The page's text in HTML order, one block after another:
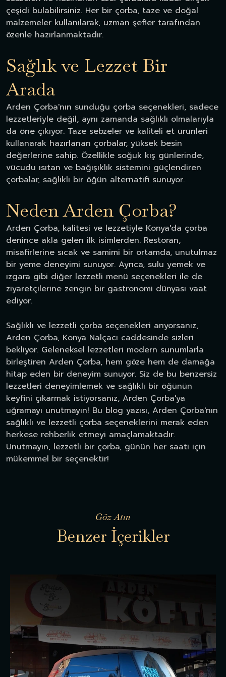
çeşidi bulabilirsiniz. Her bir çorba, taze ve doğal
malzemeler kullanılarak, uzman şefler tarafından
özenle hazırlanmaktadır.
Sağlık ve Lezzet Bir
Arada
Arden Çorba'nın sunduğu çorba seçenekleri, sadece
lezzetleriyle değil, aynı zamanda sağlıklı olmalarıyla
da öne çıkıyor. Taze sebzeler ve kaliteli et ürünleri
kullanarak hazırlanan çorbalar, yüksek besin
değerlerine sahip. Özellikle soğuk kış günlerinde,
vücudu ısıtan ve bağışıklık sistemini güçlendiren
çorbalar, sağlıklı bir öğün alternatifi sunuyor.
Neden Arden Çorba?
Arden Çorba, kalitesi ve lezzetiyle Konya'da çorba
denince akla gelen ilk isimlerden. Restoran,
misafirlerine sıcak ve samimi bir ortamda, unutulmaz
bir yeme deneyimi sunuyor. Ayrıca, sulu yemek ve
ızgara gibi diğer lezzetli menü seçenekleri ile de
ziyaretçilerine zengin bir gastronomi dünyası vaat
ediyor.
Sağlıklı ve lezzetli çorba seçenekleri arıyorsanız,
Arden Çorba, Konya Nalçacı caddesinde sizleri
bekliyor. Geleneksel lezzetleri modern sunumlarla
birleştiren Arden Çorba, hem göze hem de damağa
hitap eden bir deneyim sunuyor. Siz de bu benzersiz
lezzetleri deneyimlemek ve sağlıklı bir öğünün
keyfini çıkarmak istiyorsanız, Arden Çorba'ya
uğramayı unutmayın! Bu blog yazısı, Arden Çorba'nın
sağlıklı ve lezzetli çorba seçeneklerini merak eden
herkese rehberlik etmeyi amaçlamaktadır.
Unutmayın, lezzetli bir çorba, günün her saati için
mükemmel bir seçenektir!
Göz Atın
Benzer İçerikler